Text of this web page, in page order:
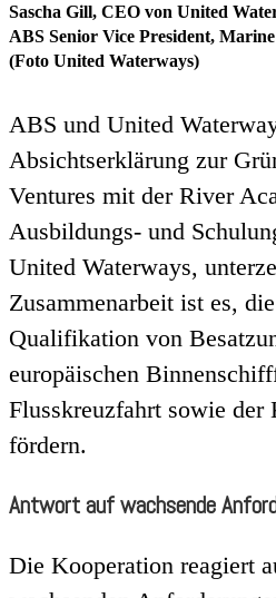
Sascha Gill, CEO von United
ABS Senior Vice President,
(Foto United Waterways)
ABS und United
Absichtserklärung zur
Ventures mit der River
Ausbildungs- und
United Waterways,
Zusammenarbeit ist es,
Qualifikation von
europäischen
Flusskreuzfahrt sowie der
fördern.
Antwort auf wachsende
Die Kooperation reagiert